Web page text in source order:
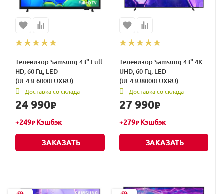
Телевизор Samsung 43" Full
HD, 60 Гц, LED
(UE43F6000FUXRU)
Доставка со склада
24 990₽
+249₽Кэшбэк
ЗАКАЗАТЬ
Телевизор Samsung 43" 4K
UHD, 60 Гц, LED
(UE43U8000FUXRU)
Доставка со склада
27 990₽
+279₽Кэшбэк
ЗАКАЗАТЬ